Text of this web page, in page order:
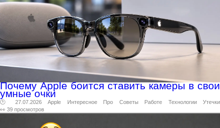
Почему Apple боится ставить камеры в свои
умные очки
🕑 27.07.2026 Apple Интересное Про Советы Работе Технологии
Утечки
👀 39 просмотров